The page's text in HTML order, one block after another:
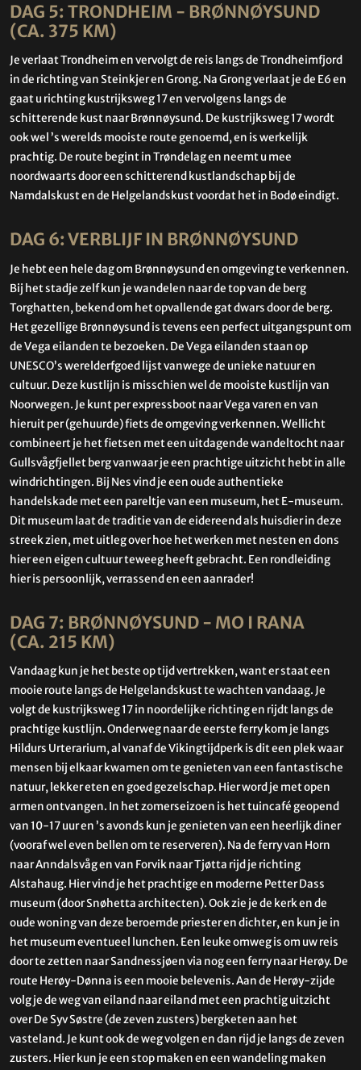
DAG 5: TRONDHEIM - BRØNNØYSUND
(CA. 375 KM)
Je verlaat Trondheim en vervolgt de reis langs de Trondheimfjord
in de richting van Steinkjer en Grong. Na Grong verlaat je de E6 en
gaat u richting kustrijksweg 17 en vervolgens langs de
schitterende kust naar Brønnøysund. De kustrijksweg 17 wordt
ook wel ’s werelds mooiste route genoemd, en is werkelijk
prachtig. De route begint in Trøndelag en neemt u mee
noordwaarts door een schitterend kustlandschap bij de
Namdalskust en de Helgelandskust voordat het in Bodø eindigt.
DAG 6: VERBLIJF IN BRØNNØYSUND
Je hebt een hele dag om Brønnøysund en omgeving te verkennen.
Bij het stadje zelf kun je wandelen naar de top van de berg
Torghatten, bekend om het opvallende gat dwars door de berg.
Het gezellige Brønnøysund is tevens een perfect uitgangspunt om
de Vega eilanden te bezoeken. De Vega eilanden staan op
UNESCO’s werelderfgoed lijst vanwege de unieke natuur en
cultuur. Deze kustlijn is misschien wel de mooiste kustlijn van
Noorwegen. Je kunt per expressboot naar Vega varen en van
hieruit per (gehuurde) fiets de omgeving verkennen. Wellicht
combineert je het fietsen met een uitdagende wandeltocht naar
Gullsvågfjellet berg vanwaar je een prachtige uitzicht hebt in alle
windrichtingen. Bij Nes vind je een oude authentieke
handelskade met een pareltje van een museum, het E-museum.
Dit museum laat de traditie van de eidereend als huisdier in deze
streek zien, met uitleg over hoe het werken met nesten en dons
hier een eigen cultuur teweeg heeft gebracht. Een rondleiding
hier is persoonlijk, verrassend en een aanrader!
DAG 7: BRØNNØYSUND - MO I RANA
(CA. 215 KM)
Vandaag kun je het beste op tijd vertrekken, want er staat een
mooie route langs de Helgelandskust te wachten vandaag. Je
volgt de kustrijksweg 17 in noordelijke richting en rijdt langs de
prachtige kustlijn. Onderweg naar de eerste ferry kom je langs
Hildurs Urterarium, al vanaf de Vikingtijdperk is dit een plek waar
mensen bij elkaar kwamen om te genieten van een fantastische
natuur, lekker eten en goed gezelschap. Hier word je met open
armen ontvangen. In het zomerseizoen is het tuincafé geopend
van 10-17 uur en ’s avonds kun je genieten van een heerlijk diner
(vooraf wel even bellen om te reserveren). Na de ferry van Horn
naar Anndalsvåg en van Forvik naar Tjøtta rijd je richting
Alstahaug. Hier vind je het prachtige en moderne Petter Dass
museum (door Snøhetta architecten). Ook zie je de kerk en de
oude woning van deze beroemde priester en dichter, en kun je in
het museum eventueel lunchen. Een leuke omweg is om uw reis
door te zetten naar Sandnessjøen via nog een ferry naar Herøy. De
route Herøy-Dønna is een mooie belevenis. Aan de Herøy-zijde
volg je de weg van eiland naar eiland met een prachtig uitzicht
over De Syv Søstre (de zeven zusters) bergketen aan het
vasteland. Je kunt ook de weg volgen en dan rijd je langs de zeven
zusters. Hier kun je een stop maken en een wandeling maken